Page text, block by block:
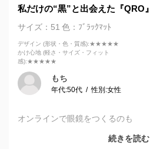
私だけの“黒”と出会えた『QRO』
サイズ：51 色：ﾌﾞﾗｯｸﾏｯﾄ
デザイン (形状・色・質感):★★★★★
かけ心地 (軽さ・サイズ・フィット
感):★★★★★
もち
年代:50代 性別:女性
オンラインで眼鏡をつくるのも
続きを読む